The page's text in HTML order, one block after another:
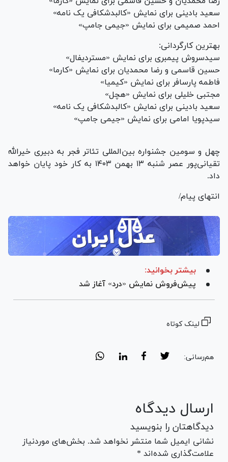
سعید بادینی برای نمایش «کالبدشکافی یک نامه»
احمد صمیمی برای نمایش «جیمی جامپ»
بهترین کارگردانی:
سیدسروش پیمبری برای نمایش «مستردیفال»
حسین قاسمی و رضا محمدیان برای نمایش «کارما»
فاطمه پارسافر برای نمایش «کیمیا»
مجتبی خلیلی برای نمایش «هچل»
سعید بادینی برای نمایش «کالبدشکافی یک نامه»
سیدپویا امامی برای نمایش «جیمی جامپ»
چهل و سومین جشنواره بین‌المللی تئاتر فجر به دبیری خیرالله
تقیانی‌پور عصر شنبه ۱۳ بهمن ۱۴۰۳ به کار خود پایان خواهد
داد.
انتهای پیام/
بیشتر بخوانید:
پیش‌فروش نمایش «درد» آغاز شد
لینک کوتاه
هم‌رسانی:
ارسال دیدگاه
دیدگاهتان را بنویسید
نشانی ایمیل شما منتشر نخواهد شد. بخش‌های موردنیاز
علامت‌گذاری شده‌اند *